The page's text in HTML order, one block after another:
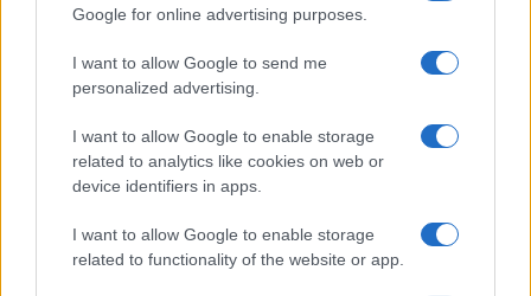
Google for online advertising purposes.
I want to allow Google to send me
personalized advertising.
I want to allow Google to enable storage
related to analytics like cookies on web or
device identifiers in apps.
I want to allow Google to enable storage
related to functionality of the website or app.
Κινητήρες υψηλής απόδοσης και επιδόσεων
Το νέο Renault Clio προσφέρει επιδόσεις ανώτερου
επιπέδου καθώς διατίθεται με τρεις νέους, δυναμικούς
κινητήρες. Η ισχύς τους κυμαίνεται από 115 έως 160 ίππους
και έχουν σχεδιαστεί για να αξιοποιούν πλήρως τις μεγάλες
δυνατότητες του πλαισίου, καθώς και το φαρδύτερο εμπρός